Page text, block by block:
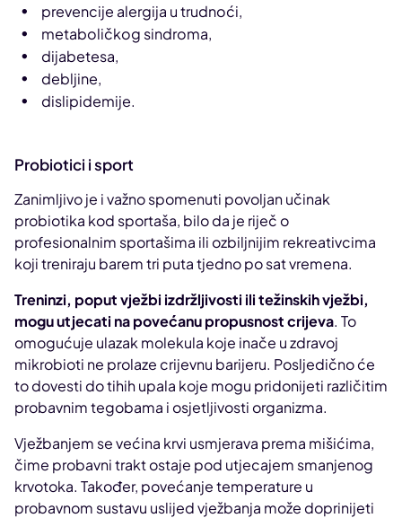
prevencije alergija u trudnoći,
metaboličkog sindroma,
dijabetesa,
debljine,
dislipidemije.
Probiotici i sport
Zanimljivo je i važno spomenuti povoljan učinak
probiotika kod sportaša, bilo da je riječ o
profesionalnim sportašima ili ozbiljnijim rekreativcima
koji treniraju barem tri puta tjedno po sat vremena.
Treninzi, poput vježbi izdržljivosti ili težinskih vježbi,
mogu utjecati na povećanu propusnost crijeva. To
omogućuje ulazak molekula koje inače u zdravoj
mikrobioti ne prolaze crijevnu barijeru. Posljedično će
to dovesti do tihih upala koje mogu pridonijeti različitim
probavnim tegobama i osjetljivosti organizma.
Vježbanjem se većina krvi usmjerava prema mišićima,
čime probavni trakt ostaje pod utjecajem smanjenog
krvotoka. Također, povećanje temperature u
probavnom sustavu uslijed vježbanja može doprinijeti